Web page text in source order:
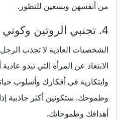
من أنفسهن ويسعين للتطور.
4. تجنبي الروتين وكوني مبتكرة وطموحة
الشخصيات العادية لا تجذب
الابتعاد عن المرأة التي تبدو
وابتكارية في أفكارك وأسلوب
وطموحك. ستكونين أكثر جاذبية
أهدافك وطموحاتك.